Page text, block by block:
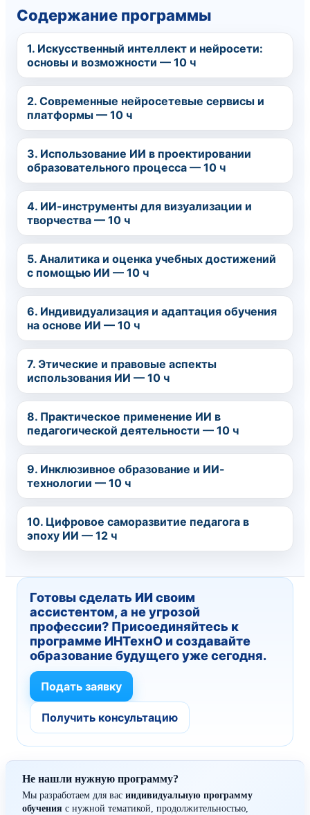
Содержание программы
1. Искусственный интеллект и нейросети:
основы и возможности — 10 ч
2. Современные нейросетевые сервисы и
платформы — 10 ч
3. Использование ИИ в проектировании
образовательного процесса — 10 ч
4. ИИ-инструменты для визуализации и
творчества — 10 ч
5. Аналитика и оценка учебных достижений
с помощью ИИ — 10 ч
6. Индивидуализация и адаптация обучения
на основе ИИ — 10 ч
7. Этические и правовые аспекты
использования ИИ — 10 ч
8. Практическое применение ИИ в
педагогической деятельности — 10 ч
9. Инклюзивное образование и ИИ-
технологии — 10 ч
10. Цифровое саморазвитие педагога в
эпоху ИИ — 12 ч
Готовы сделать ИИ своим
ассистентом, а не угрозой
профессии? Присоединяйтесь к
программе ИНТехнО и создавайте
образование будущего уже сегодня.
Подать заявку
Получить консультацию
Не нашли нужную программу?
Мы разработаем для вас индивидуальную программу
обучения с нужной тематикой, продолжительностью,